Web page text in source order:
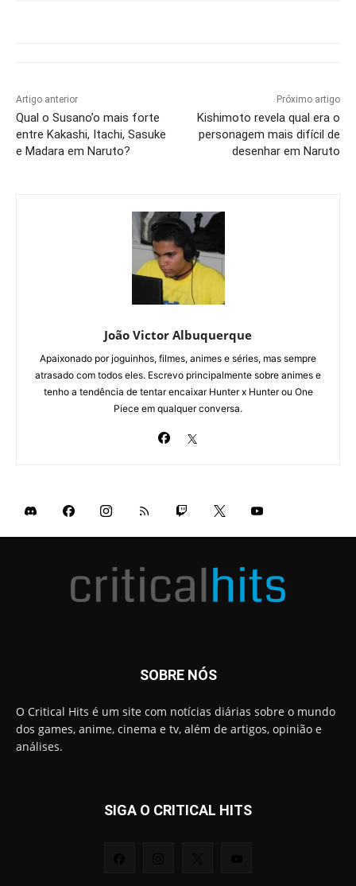
Artigo anterior
Qual o Susano’o mais forte
entre Kakashi, Itachi, Sasuke
e Madara em Naruto?
Próximo artigo
Kishimoto revela qual era o
personagem mais difícil de
desenhar em Naruto
João Victor Albuquerque
Apaixonado por joguinhos, filmes, animes e séries, mas sempre
atrasado com todos eles. Escrevo principalmente sobre animes e
tenho a tendência de tentar encaixar Hunter x Hunter ou One
Piece em qualquer conversa.
SOBRE NÓS
O Critical Hits é um site com notícias diárias sobre o mundo
dos games, anime, cinema e tv, além de artigos, opinião e
análises.
SIGA O CRITICAL HITS